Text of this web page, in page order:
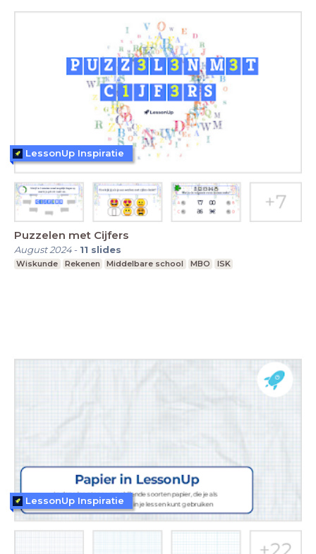
Puzzelen met Cijfers
August 2024- 11 slides
Wiskunde Rekenen Middelbare school MBO ISK
LessonUp Inspiratie
LessonUp Inspiratie